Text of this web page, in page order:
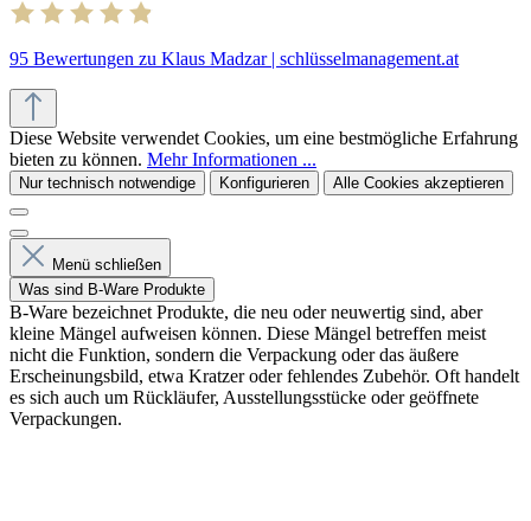
95 Bewertungen zu Klaus Madzar | schlüsselmanagement.at
Diese Website verwendet Cookies, um eine bestmögliche Erfahrung
bieten zu können. Mehr Informationen ...
Nur technisch notwendige Konfigurieren Alle Cookies akzeptieren
Menü schließen
Was sind B-Ware Produkte
B-Ware bezeichnet Produkte, die neu oder neuwertig sind, aber
kleine Mängel aufweisen können. Diese Mängel betreffen meist
nicht die Funktion, sondern die Verpackung oder das äußere
Erscheinungsbild, etwa Kratzer oder fehlendes Zubehör. Oft handelt
es sich auch um Rückläufer, Ausstellungsstücke oder geöffnete
Verpackungen.